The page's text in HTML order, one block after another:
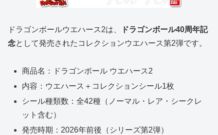
ドラゴンボールウエハース2は、
ドラゴンボール40周年記
念として発売されたコレクションウエハース第2弾です。
商品名：ドラゴンボール ウエハース2
内容：ウエハース＋コレクションシール1枚
シール種類数：全42種（ノーマル・レア・シークレ
ット含む）
発売時期：2026年前後（シリーズ第2弾）